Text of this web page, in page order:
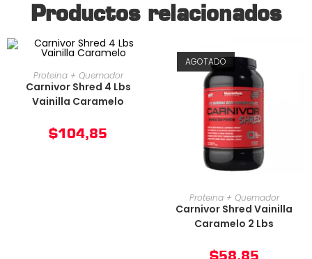
Productos relacionados
AÑADIR AL CARRITO
Proteina + Quemador
Carnivor Shred 4 Lbs
Vainilla Caramelo
$104,85
AGOTADO
AÑADIR AL CARRITO
Proteina + Quemador
Carnivor Shred Vainilla
Caramelo 2 Lbs